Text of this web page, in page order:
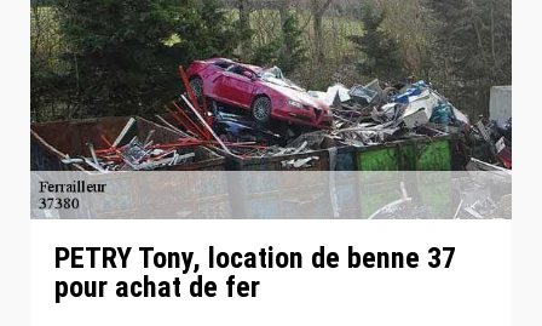
PETRY Tony, location de benne 37
pour achat de fer